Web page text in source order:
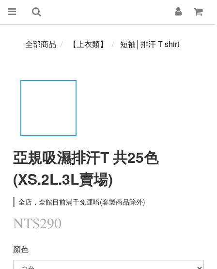
全部商品 【上衣類】 短袖│排汗 T shirt
亞規吸濕排汗T 共25色
(XS.2L.3L賣場)
全店，全館目前滿千免運唷(客製商品除外)
NT$290
顏色